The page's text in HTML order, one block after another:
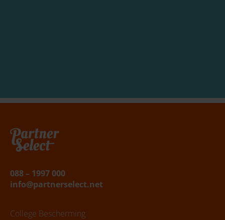
088 – 1997 000
info@partnerselect.net
College Bescherming